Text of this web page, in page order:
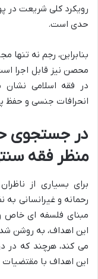
رویکرد کلی شریعت در
حدی است.
بنابراین، رجم نه تنها
محصن نیز قابل اجرا
در فقه اسلامی
انحرافات جنسی و حفظ
در جستجوی
منظر فقه
برای بسیاری از
رحمانه و غیرانسانی به
مبنای فلسفه ای
این اهداف، به روشن
می کند، هرچند که در
این اهداف با